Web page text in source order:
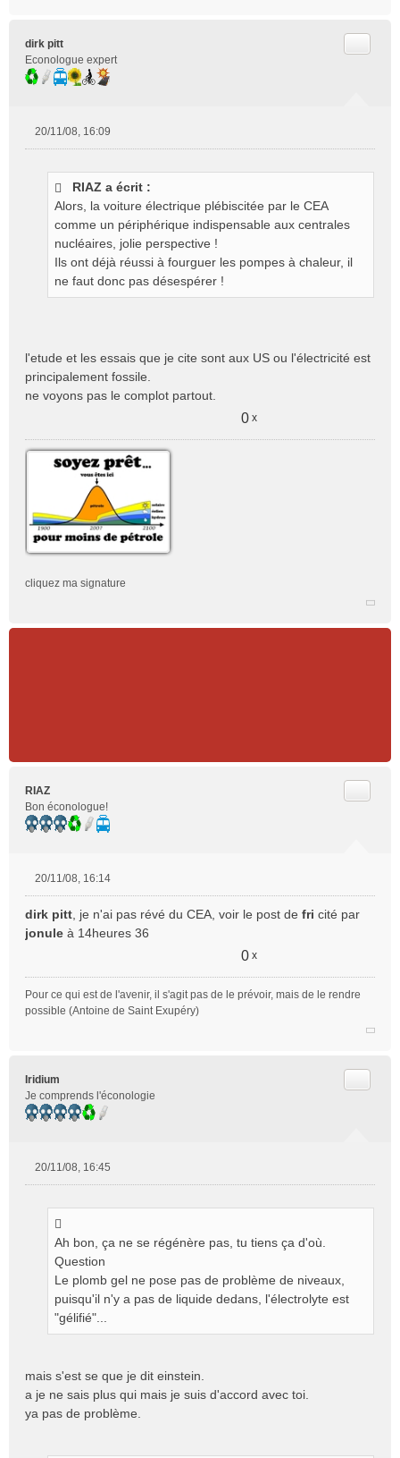
dirk pitt
Econologue expert
20/11/08, 16:09
RIAZ a écrit :
Alors, la voiture électrique plébiscitée par le CEA
comme un périphérique indispensable aux centrales
nucléaires, jolie perspective !
Ils ont déjà réussi à fourguer les pompes à chaleur, il
ne faut donc pas désespérer !
l'etude et les essais que je cite sont aux US ou l'électricité est
principalement fossile.
ne voyons pas le complot partout.
0 x
cliquez ma signature
RIAZ
Bon éconologue!
s
s
20/11/08, 16:14
dirk pitt , je n'ai pas révé du CEA, voir le post de fri cité par
jonule à 14heures 36
0 x
Pour ce qui est de l'avenir, il s'agit pas de le prévoir, mais de le rendre
possible (Antoine de Saint Exupéry)
Iridium
Je comprends l'éconologie
20/11/08, 16:45
Ah bon, ça ne se régénère pas, tu tiens ça d'où.
Question
Le plomb gel ne pose pas de problème de niveaux,
puisqu'il n'y a pas de liquide dedans, l'électrolyte est
"gélifié"...
mais s'est se que je dit einstein.
a je ne sais plus qui mais je suis d'accord avec toi.
ya pas de problème.